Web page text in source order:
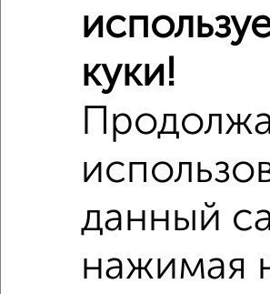
Это предложение
Средняя цена по городу
Похожие предложения рядом
2‑комнатные квартиры недалеко от
куки!
данный
нажимая